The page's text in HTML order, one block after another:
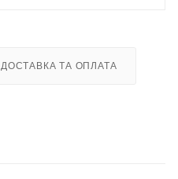
ДОСТАВКА ТА ОПЛАТА